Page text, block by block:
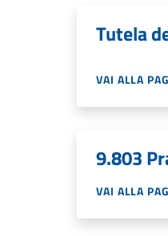
Tutela
VAI ALLA
9.803
VAI ALLA